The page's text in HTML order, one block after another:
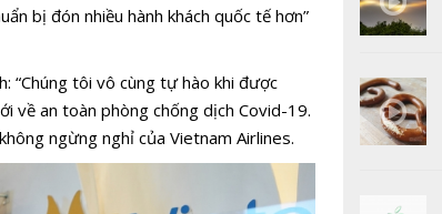
bị đón nhiều hành khách quốc tế hơn”
“Chúng tôi vô cùng tự hào khi được
về an toàn phòng chống dịch Covid-19.
ngừng nghỉ của Vietnam Airlines.